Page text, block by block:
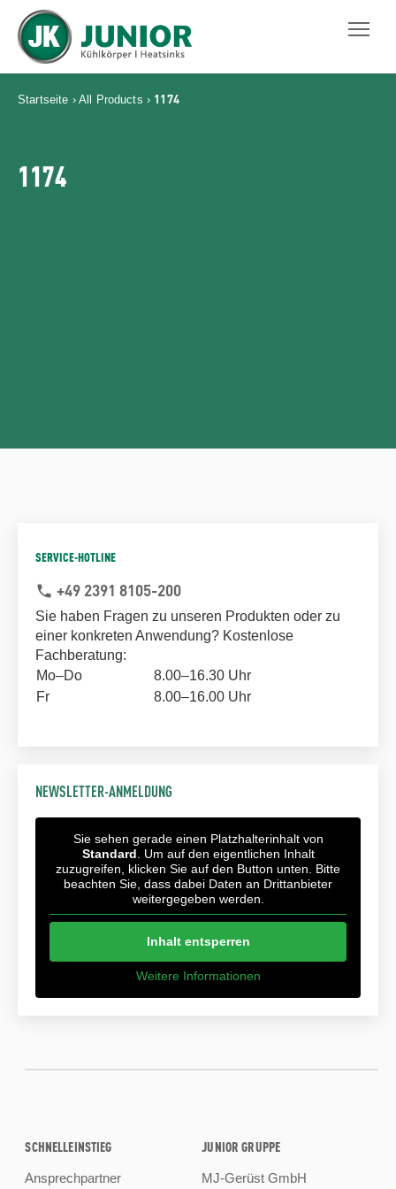
JUNIOR KÜHLKÖRPER GMBH
Startseite › All Products › 1174
1174
SERVICE-HOTLINE
phone +49 2391 8105-200
Sie haben Fragen zu unseren Produkten oder zu
einer konkreten Anwendung? Kostenlose
Fachberatung:
Mo–Do
8.00–16.30 Uhr
Fr
8.00–16.00 Uhr
NEWSLETTER-ANMELDUNG
Sie sehen gerade einen Platzhalterinhalt von
Standard . Um auf den eigentlichen Inhalt
zuzugreifen, klicken Sie auf den Button unten. Bitte
beachten Sie, dass dabei Daten an Drittanbieter
weitergegeben werden.
Inhalt entsperren
Weitere Informationen
SCHNELLEINSTIEG
Ansprechpartner
JUNIOR GRUPPE
MJ-Gerüst GmbH